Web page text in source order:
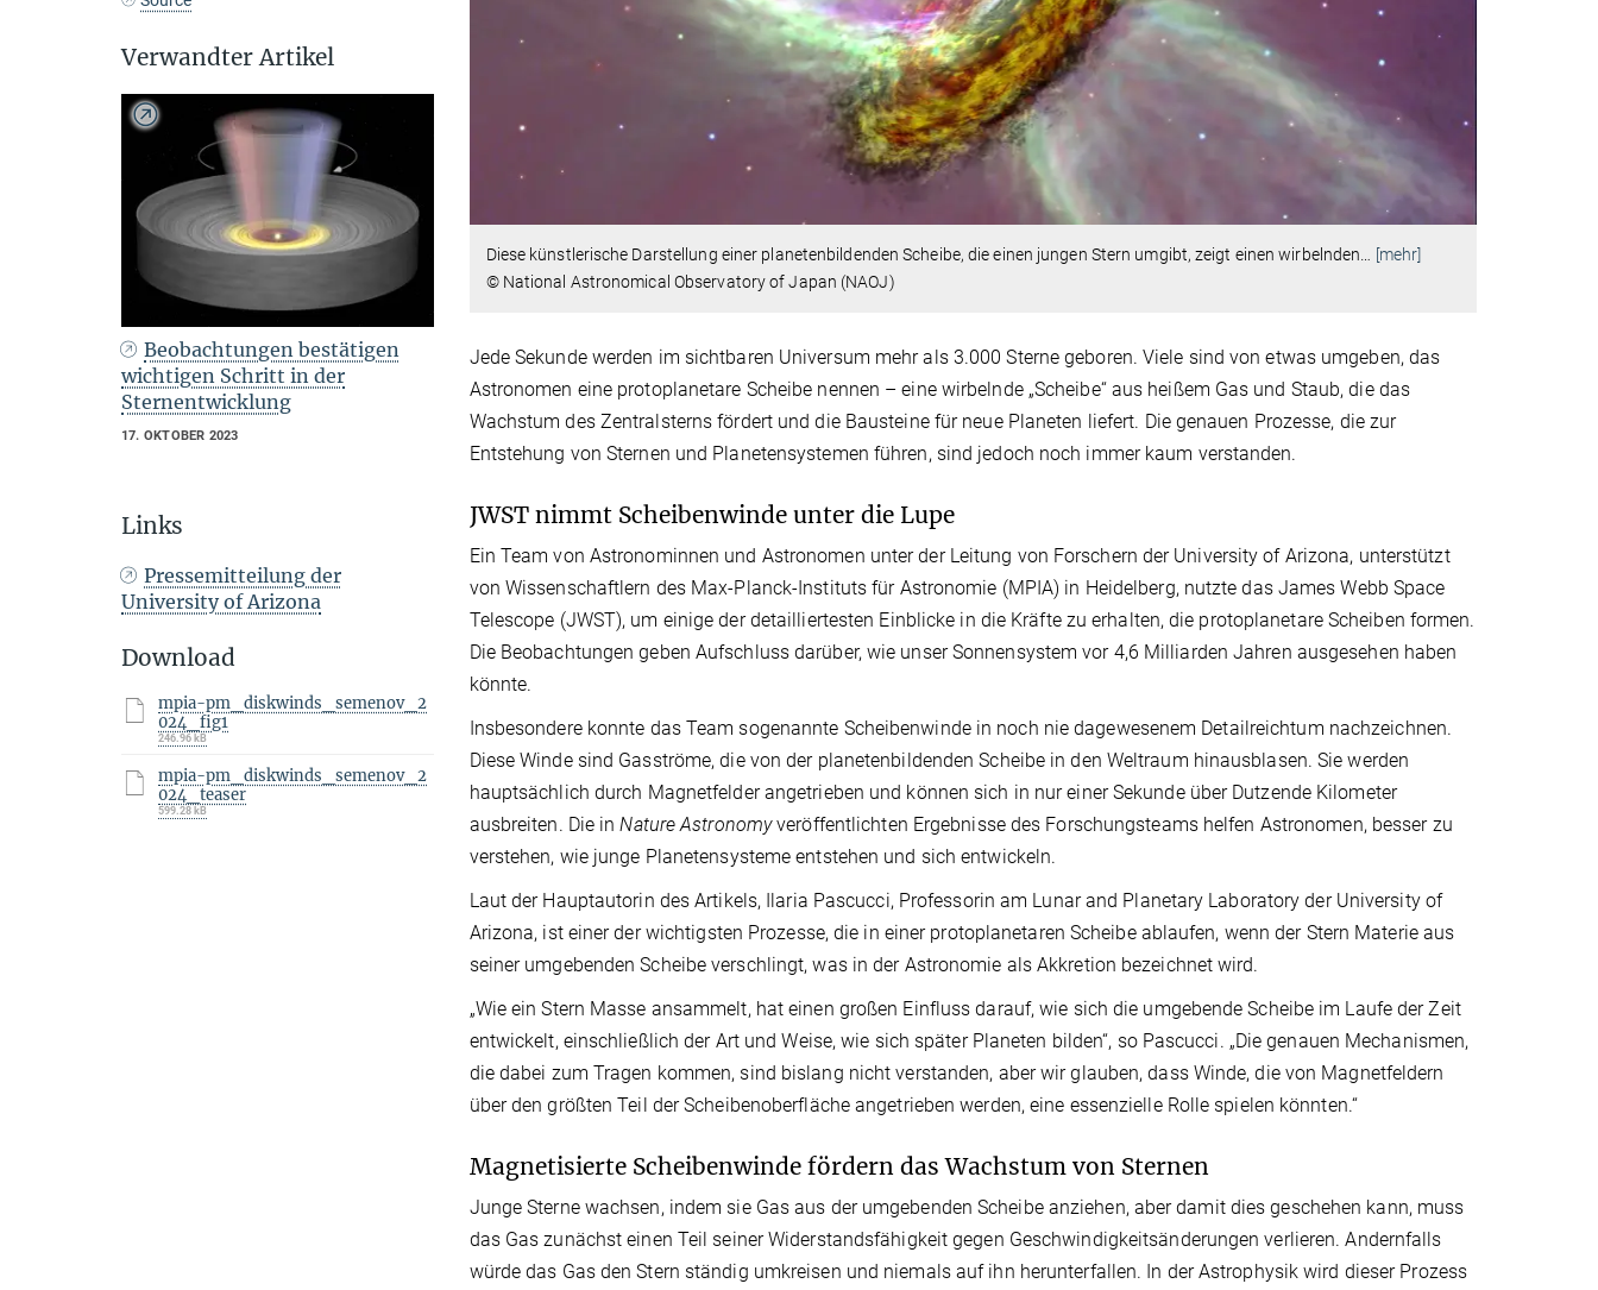
Diese künstlerische Darstellung einer planetenbildenden Scheibe, die einen jungen Stern umgibt, zeigt einen wirbelnden
[mehr]
© National Astronomical Observatory of Japan (NAOJ)
Jede Sekunde werden im sichtbaren Universum mehr als 3.000 Sterne geboren. Viele sind von etwas umgeben, das
Astronomen eine protoplanetare Scheibe nennen – eine wirbelnde „Scheibe“ aus heißem Gas und Staub, die das
Wachstum des Zentralsterns fördert und die Bausteine für neue Planeten liefert. Die genauen Prozesse, die zur
Entstehung von Sternen und Planetensystemen führen, sind jedoch noch immer kaum verstanden.
JWST nimmt Scheibenwinde unter die Lupe
Ein Team von Astronominnen und Astronomen unter der Leitung von Forschern der University of Arizona, unterstützt
von Wissenschaftlern des Max-Planck-Instituts für Astronomie (MPIA) in Heidelberg, nutzte das James Webb Space
Telescope (JWST), um einige der detailliertesten Einblicke in die Kräfte zu erhalten, die protoplanetare Scheiben formen.
Die Beobachtungen geben Aufschluss darüber, wie unser Sonnensystem vor 4,6 Milliarden Jahren ausgesehen haben
könnte.
Insbesondere konnte das Team sogenannte Scheibenwinde in noch nie dagewesenem Detailreichtum nachzeichnen.
Diese Winde sind Gasströme, die von der planetenbildenden Scheibe in den Weltraum hinausblasen. Sie werden
hauptsächlich durch Magnetfelder angetrieben und können sich in nur einer Sekunde über Dutzende Kilometer
ausbreiten. Die inNature Astronomyveröffentlichten Ergebnisse des Forschungsteams helfen Astronomen, besser zu
verstehen, wie junge Planetensysteme entstehen und sich entwickeln.
Laut der Hauptautorin des Artikels, Ilaria Pascucci, Professorin am Lunar and Planetary Laboratory der University of
Arizona, ist einer der wichtigsten Prozesse, die in einer protoplanetaren Scheibe ablaufen, wenn der Stern Materie aus
seiner umgebenden Scheibe verschlingt, was in der Astronomie als Akkretion bezeichnet wird.
„Wie ein Stern Masse ansammelt, hat einen großen Einfluss darauf, wie sich die umgebende Scheibe im Laufe der Zeit
entwickelt, einschließlich der Art und Weise, wie sich später Planeten bilden“, so Pascucci. „Die genauen Mechanismen,
die dabei zum Tragen kommen, sind bislang nicht verstanden, aber wir glauben, dass Winde, die von Magnetfeldern
über den größten Teil der Scheibenoberfläche angetrieben werden, eine essenzielle Rolle spielen könnten.“
Magnetisierte Scheibenwinde fördern das Wachstum von Sternen
Junge Sterne wachsen, indem sie Gas aus der umgebenden Scheibe anziehen, aber damit dies geschehen kann, muss
das Gas zunächst einen Teil seiner Widerstandsfähigkeit gegen Geschwindigkeitsänderungen verlieren. Andernfalls
würde das Gas den Stern ständig umkreisen und niemals auf ihn herunterfallen. In der Astrophysik wird dieser Prozess
Verwandter Artikel
Beobachtungen bestätigen
wichtigen Schritt in der
Sternentwicklung
17. OKTOBER 2023
Links
Pressemitteilung der
University of Arizona
Download
mpia-pm_diskwinds_semenov_2
024_fig1
246.96 kB
mpia-pm_diskwinds_semenov_2
024_teaser
599.28 kB